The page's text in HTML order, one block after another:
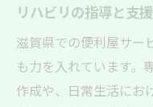
リハビリの指導と支援
滋賀県での便利屋サー
も力を入れています。
作成や、日常生活にお